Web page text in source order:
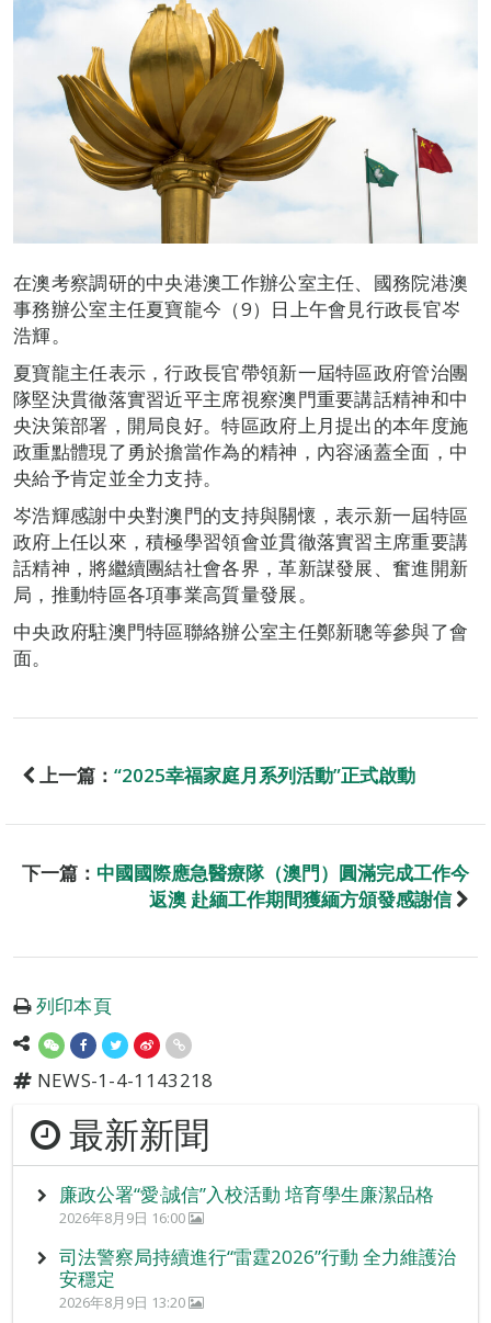
在澳考察調研的中央港澳工作辦公室主任、國務院港澳
事務辦公室主任夏寶龍今（9）日上午會見行政長官岑
浩輝。
夏寶龍主任表示，行政長官帶領新一屆特區政府管治團
隊堅決貫徹落實習近平主席視察澳門重要講話精神和中
央決策部署，開局良好。特區政府上月提出的本年度施
政重點體現了勇於擔當作為的精神，內容涵蓋全面，中
央給予肯定並全力支持。
岑浩輝感謝中央對澳門的支持與關懷，表示新一屆特區
政府上任以來，積極學習領會並貫徹落實習主席重要講
話精神，將繼續團結社會各界，革新謀發展、奮進開新
局，推動特區各項事業高質量發展。
中央政府駐澳門特區聯絡辦公室主任鄭新聰等參與了會
面。
上一篇： “2025幸福家庭月系列活動”正式啟動
下一篇： 中國國際應急醫療隊（澳門）圓滿完成工作今
返澳 赴緬工作期間獲緬方頒發感謝信
列印本頁
NEWS-1-4-1143218
最新新聞
廉政公署“愛‧誠信”入校活動 培育學生廉潔品格
2026年8月9日 16:00
司法警察局持續進行“雷霆2026”行動 全力維護治
安穩定
2026年8月9日 13:20